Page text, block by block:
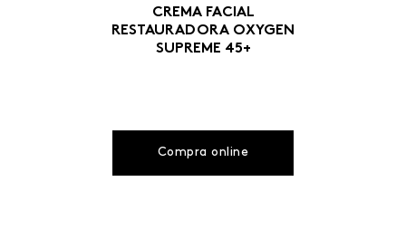
CREMA FACIAL
RESTAURADORA OXYGEN
SUPREME 45+
Compra online